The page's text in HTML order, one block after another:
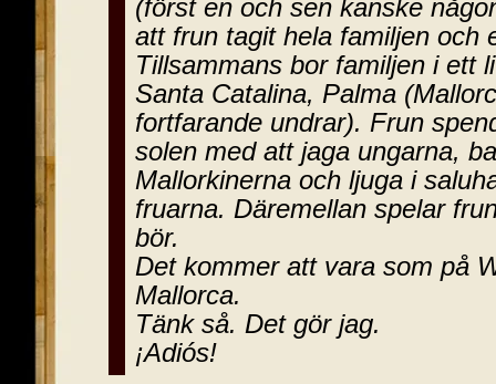
(först en och sen kanske
att frun tagit hela familjen och
Tillsammans bor familjen i ett
Santa Catalina, Palma
fortfarande undrar). Frun
solen med att jaga ungarna,
Mallorkinerna och ljuga i
fruarna. Däremellan spelar
bör.
Det kommer att vara som på
Mallorca.
Tänk så. Det gör jag.
¡Adiós!